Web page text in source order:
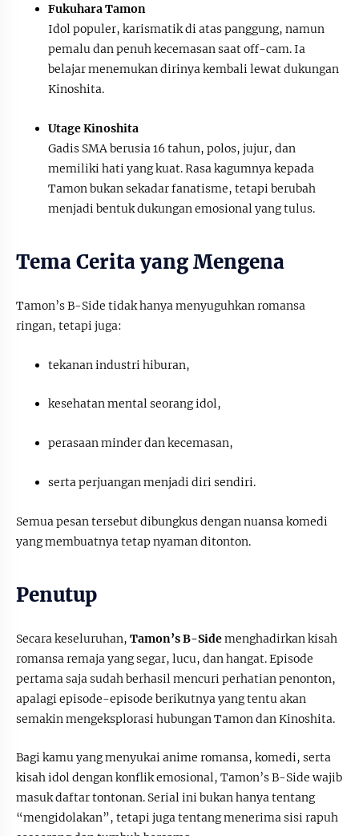
Fukuhara Tamon
Idol populer, karismatik di atas panggung, namun
pemalu dan penuh kecemasan saat off-cam. Ia
belajar menemukan dirinya kembali lewat dukungan
Kinoshita.
Utage Kinoshita
Gadis SMA berusia 16 tahun, polos, jujur, dan
memiliki hati yang kuat. Rasa kagumnya kepada
Tamon bukan sekadar fanatisme, tetapi berubah
menjadi bentuk dukungan emosional yang tulus.
Tema Cerita yang Mengena
Tamon’s B-Side tidak hanya menyuguhkan romansa
ringan, tetapi juga:
tekanan industri hiburan,
kesehatan mental seorang idol,
perasaan minder dan kecemasan,
serta perjuangan menjadi diri sendiri.
Semua pesan tersebut dibungkus dengan nuansa komedi
yang membuatnya tetap nyaman ditonton.
Penutup
Secara keseluruhan, Tamon’s B-Sidemenghadirkan kisah
romansa remaja yang segar, lucu, dan hangat. Episode
pertama saja sudah berhasil mencuri perhatian penonton,
apalagi episode-episode berikutnya yang tentu akan
semakin mengeksplorasi hubungan Tamon dan Kinoshita.
Bagi kamu yang menyukai anime romansa, komedi, serta
kisah idol dengan konflik emosional, Tamon’s B-Side wajib
masuk daftar tontonan. Serial ini bukan hanya tentang
“mengidolakan”, tetapi juga tentang menerima sisi rapuh